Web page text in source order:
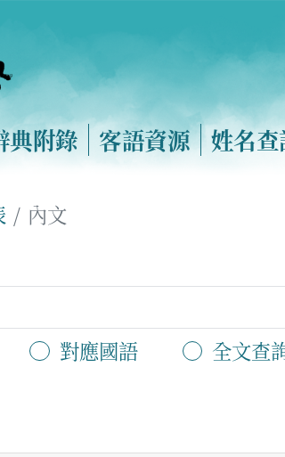
典附錄 客語資源 姓名查
內文
對應國語 全文查